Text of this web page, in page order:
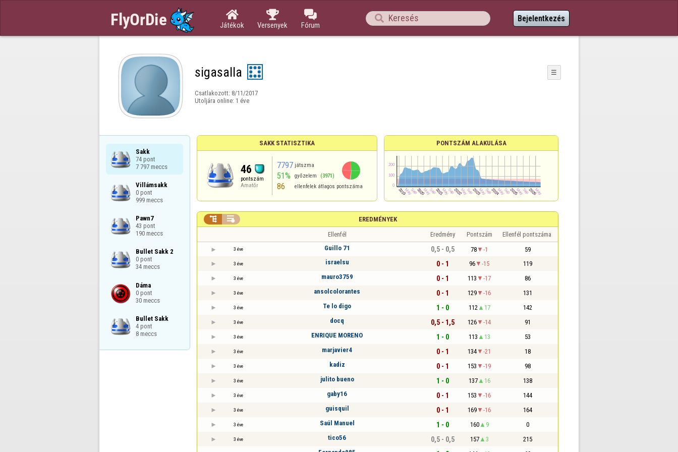

Játékok

Versenyek

Fórum
 Bejelentkezés
sigasalla ☰
Csatlakozott: 8/11/2017
Utoljára online: 1 éve
Sakk
74 pont
7 797 meccs
Villámsakk
0 pont
999 meccs
Pawn7
43 pont
190 meccs
Bullet Sakk 2
0 pont
34 meccs
Dáma
0 pont
30 meccs
Bullet Sakk
4 pont
8 meccs
SAKK STATISZTIKA
46
pontszám
Amatőr
7797 játszma
51% győzelem (3971)
86 ellenfelek átlagos pontszáma
PONTSZÁM ALAKULÁSA
EREDMÉNYEK
 
Ellenfél Eredmény Pontszám Ellenfél pontszáma
3 éve Guillo 71 0,5 - 0,5 78 -1 59
3 éve israelsu 0 - 1 96 -15 119
3 éve mauro3759 0 - 1 113 -17 86
3 éve ansolcolorantes 0 - 1 129 -16 131
3 éve Te lo digo 1 - 0 112 17 142
3 éve docq 0,5 - 1,5 126 -14 91
3 éve ENRIQUE MORENO 1 - 0 113 13 53
3 éve marjavier4 0 - 1 134 -21 18
3 éve kadiz 0 - 1 153 -19 98
3 éve julito bueno 1 - 0 137 16 138
3 éve gaby16 0 - 1 153 -16 144
3 éve guisquil 0 - 1 169 -16 164
3 éve Saúl Manuel 1 - 0 160 9 0
3 éve tico56 0,5 - 0,5 157 3 215